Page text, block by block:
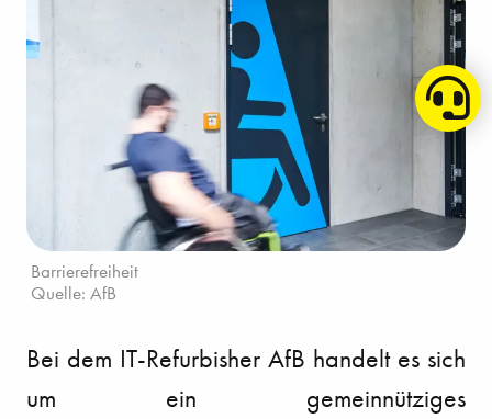
Barrierefreiheit
Quelle: AfB
Bei dem IT-Refurbisher AfB handelt es sich
um ein gemeinnütziges